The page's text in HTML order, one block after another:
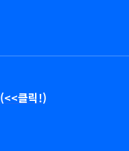
(<<클릭!)